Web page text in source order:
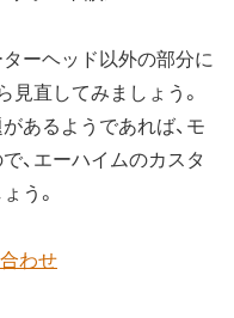
ーヘッド以外の部分に
見直してみましょう。
あるようであれば、モ
、エーハイムのカスタ
う。
わせ